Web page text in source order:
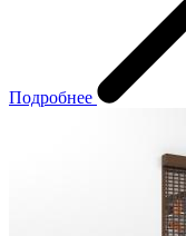
Подробнее